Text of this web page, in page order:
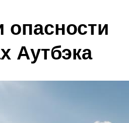
опасности
Аутбэка